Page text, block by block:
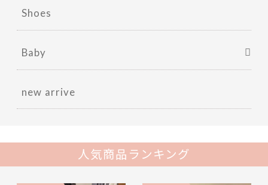
Shoes
Baby
new arrive
人気商品ランキング